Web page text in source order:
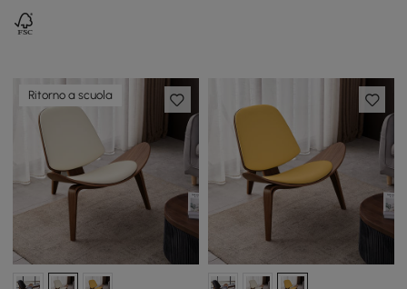
Ritorno a scuola